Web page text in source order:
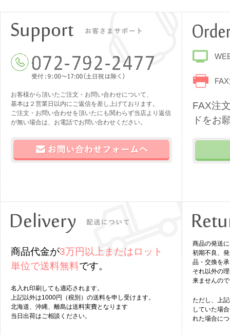
お客様から頂いたご注文・お問い合わせについて、
基本は２営業日以内にご返信を差し上げております。
ご注文・お問い合わせを頂いたにも関わらず当店より返信
が無い場合は、お電話でお問い合わせください。
FAX注
ドをお
商品代金が3万円以上またはロット
単位で送料無料です。
名入れ印刷しても適応されます。
上記以外は1000円（税別）の送料を申し受けます。
北海道、沖縄、離島は送料実費となります
当日出荷はご相談ください。
商品の発送
初期不良、
品・交換を
それ以外の
来ませんの
ただし、上
していた場
れた場合に